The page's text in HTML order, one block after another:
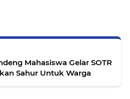
Mahasiswa Gelar SOTR
Sahur Untuk Warga